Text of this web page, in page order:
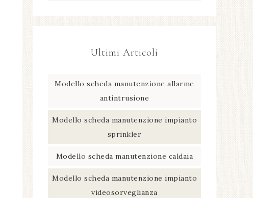
Ultimi Articoli
Modello scheda manutenzione allarme
antintrusione​
Modello scheda manutenzione impianto
sprinkler​
Modello scheda manutenzione caldaia​
Modello scheda manutenzione impianto
videosorveglianza​